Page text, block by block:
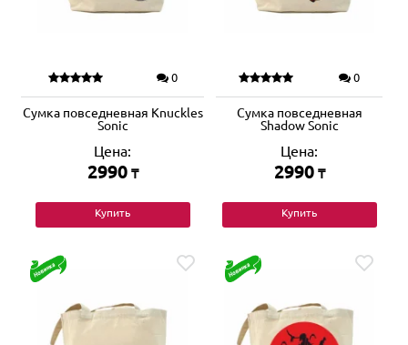
0
Сумка повседневная Knuckles
Sonic
Цена:
2990 ₸
Купить
0
Сумка повседневная
Shadow Sonic
Цена:
2990 ₸
Купить